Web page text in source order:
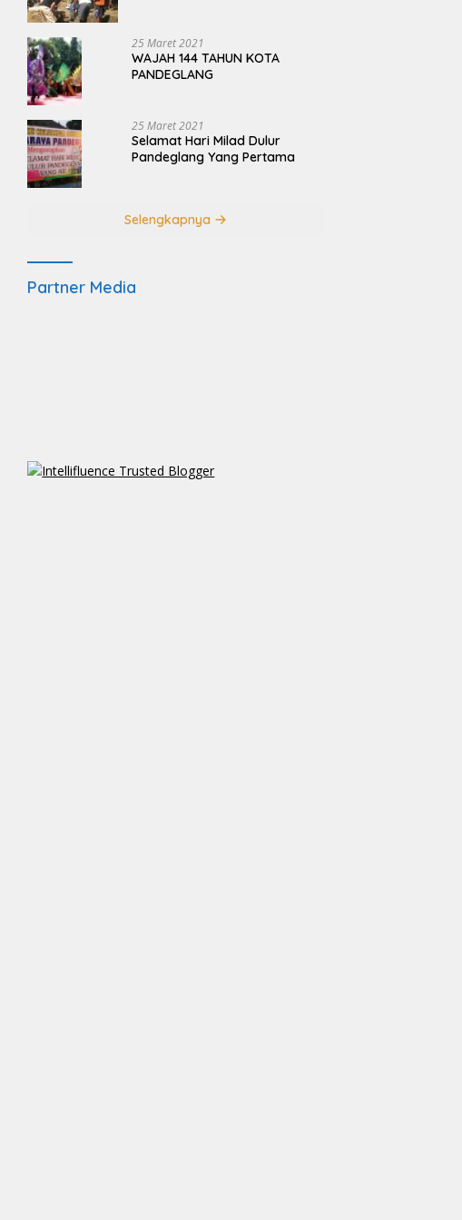
25 Maret 2021
WAJAH 144 TAHUN KOTA
PANDEGLANG
25 Maret 2021
Selamat Hari Milad Dulur
Pandeglang Yang Pertama
Selengkapnya
Partner Media